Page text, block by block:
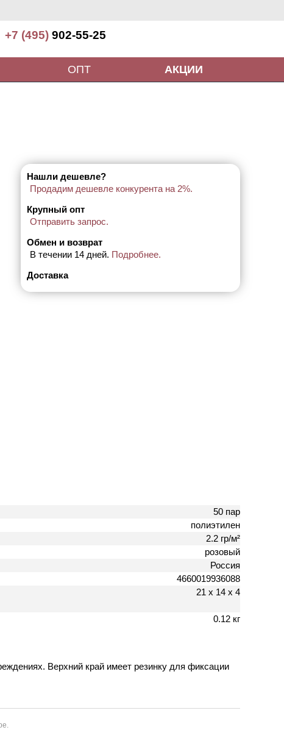
+7 (495) 902-55-25
ОПТ АКЦИИ
Нашли дешевле?
Продадим дешевле конкурента на 2%.
Крупный опт
Отправить запрос.
Обмен и возврат
В течении 14 дней. Подробнее.
Доставка
50 пар
полиэтилен
2.2 гр/м²
розовый
Россия
4660019936088
21 х 14 х 4
0.12 кг
Верхний край имеет резинку для фиксации